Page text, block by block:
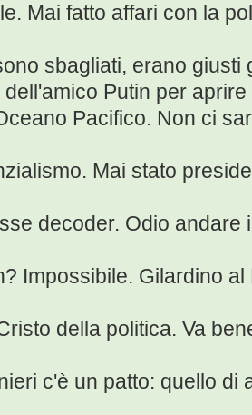
Mai fatto affari con la
sbagliati, erano giusti
Putin per
Pacifico. Non ci
Mai stato
decoder. Odio andare
Impossibile. Gilardino
della politica. Va
c'è un patto: quello di